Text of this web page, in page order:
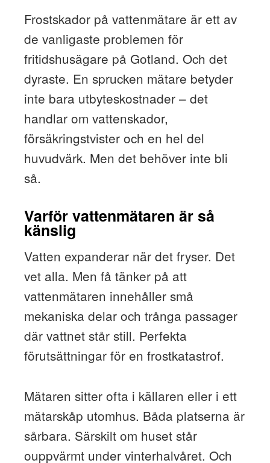
Frostskador på vattenmätare är ett av
de vanligaste problemen för
fritidshusägare på Gotland. Och det
dyraste. En sprucken mätare betyder
inte bara utbyteskostnader – det
handlar om vattenskador,
försäkringstvister och en hel del
huvudvärk. Men det behöver inte bli
så.
Varför vattenmätaren är så
känslig
Vatten expanderar när det fryser. Det
vet alla. Men få tänker på att
vattenmätaren innehåller små
mekaniska delar och trånga passager
där vattnet står still. Perfekta
förutsättningar för en frostkatastrof.
Mätaren sitter ofta i källaren eller i ett
mätarskåp utomhus. Båda platserna är
sårbara. Särskilt om huset står
ouppvärmt under vinterhalvåret. Och